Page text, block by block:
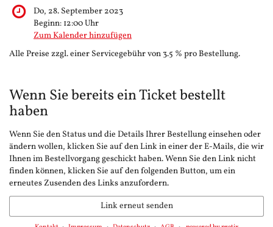
Do, 28. September 2023
Beginn: 12:00Uhr
Zum Kalender hinzufügen
Alle Preise zzgl. einer Servicegebühr von 3.5 % pro Bestellung.
Wenn Sie bereits ein Ticket bestellt
haben
Wenn Sie den Status und die Details Ihrer Bestellung einsehen oder
ändern wollen, klicken Sie auf den Link in einer der E-Mails, die wir
Ihnen im Bestellvorgang geschickt haben. Wenn Sie den Link nicht
finden können, klicken Sie auf den folgenden Button, um ein
erneutes Zusenden des Links anzufordern.
Link erneut senden